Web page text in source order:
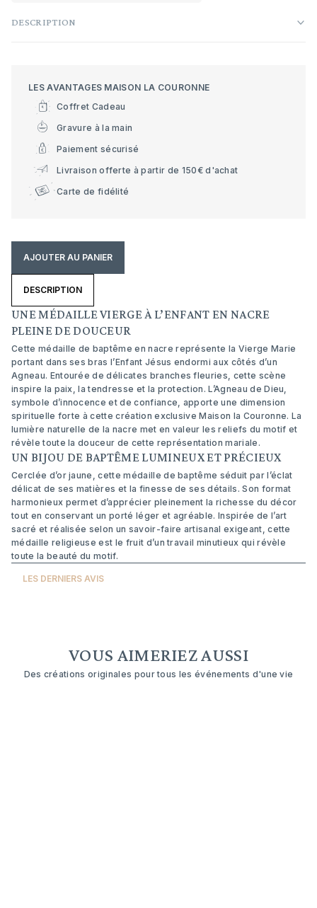
DESCRIPTION
LES AVANTAGES MAISON LA COURONNE
Coffret Cadeau
Gravure à la main
Paiement sécurisé
Livraison offerte à partir de 150€ d'achat
Carte de fidélité
AJOUTER AU PANIER
DESCRIPTION
UNE MÉDAILLE VIERGE À L’ENFANT EN NACRE
PLEINE DE DOUCEUR
Cette médaille de baptême en nacre représente la Vierge Marie
portant dans ses bras l’Enfant Jésus endormi aux côtés d’un
Agneau. Entourée de délicates branches fleuries, cette scène
inspire la paix, la tendresse et la protection. L’Agneau de Dieu,
symbole d’innocence et de confiance, apporte une dimension
spirituelle forte à cette création exclusive Maison la Couronne. La
lumière naturelle de la nacre met en valeur les reliefs du motif et
révèle toute la douceur de cette représentation mariale.
UN BIJOU DE BAPTÊME LUMINEUX ET PRÉCIEUX
Cerclée d’or jaune, cette médaille de baptême séduit par l’éclat
délicat de ses matières et la finesse de ses détails. Son format
harmonieux permet d’apprécier pleinement la richesse du décor
tout en conservant un porté léger et agréable. Inspirée de l’art
sacré et réalisée selon un savoir-faire artisanal exigeant, cette
médaille religieuse est le fruit d’un travail minutieux qui révèle
toute la beauté du motif.
LES DERNIERS AVIS
VOUS AIMERIEZ AUSSI
Des créations originales pour tous les événements d'une vie